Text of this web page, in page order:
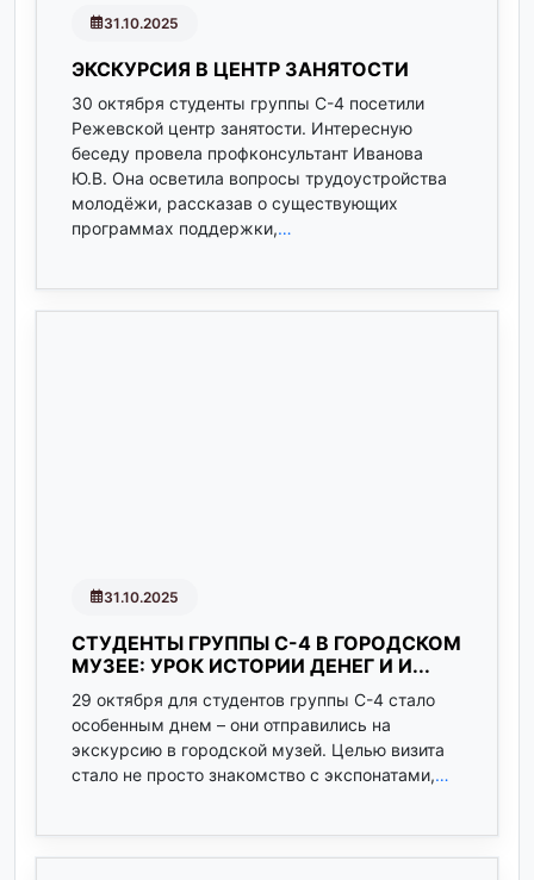
31.10.2025
ЭКСКУРСИЯ В ЦЕНТР ЗАНЯТОСТИ
30 октября студенты группы С-4 посетили
Режевской центр занятости. Интересную
беседу провела профконсультант Иванова
Ю.В. Она осветила вопросы трудоустройства
молодёжи, рассказав о существующих
программах поддержки,…
31.10.2025
СТУДЕНТЫ ГРУППЫ С-4 В ГОРОДСКОМ
МУЗЕЕ: УРОК ИСТОРИИ ДЕНЕГ И И...
29 октября для студентов группы С-4 стало
особенным днем – они отправились на
экскурсию в городской музей. Целью визита
стало не просто знакомство с экспонатами,…